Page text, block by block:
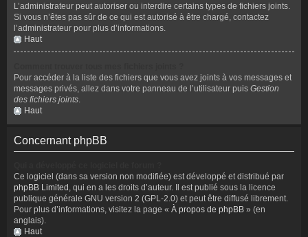
L’administrateur peut autoriser ou interdire certains types de fichiers joints.
Si vous n’êtes pas sûr de ce qui est autorisé à être chargé, contactez
l’administrateur pour plus d’informations.
Haut
Pour accéder à la liste des fichiers que vous avez joints à vos messages et
messages privés, allez dans votre panneau de l’utilisateur puis Gestion
des fichiers joints.
Haut
Concernant phpBB
Ce logiciel (dans sa version non modifiée) est développé et distribué par
phpBB Limited, qui en a les droits d’auteur. Il est publié sous la licence
publique générale GNU version 2 (GPL-2.0) et peut être diffusé librement.
Pour plus d’informations, visitez la page « À propos de phpBB » (en
anglais).
Haut